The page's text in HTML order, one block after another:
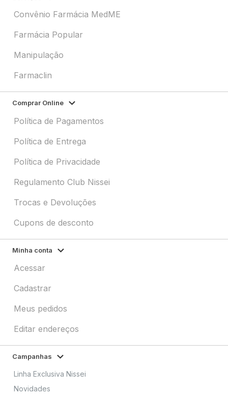
Convênio Farmácia MedME
Farmácia Popular
Manipulação
Farmaclin
Comprar Online
Política de Pagamentos
Política de Entrega
Política de Privacidade
Regulamento Club Nissei
Trocas e Devoluções
Cupons de desconto
Minha conta
Acessar
Cadastrar
Meus pedidos
Editar endereços
Campanhas
Linha Exclusiva Nissei
Novidades